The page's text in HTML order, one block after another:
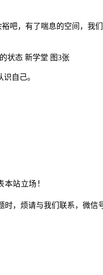
吧，有了喘息的空间，我
自己。
站立场！
，烦请与我们联系，微信